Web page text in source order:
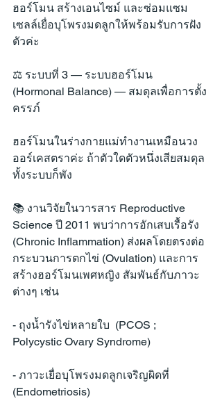
ฮอร์โมน สร้างเอนไซม์ และซ่อมแซม
เซลล์เยื่อบุโพรงมดลูกให้พร้อมรับการฝัง
ตัวค่ะ
⚖️ ระบบที่ 3 — ระบบฮอร์โมน
(Hormonal Balance) — สมดุลเพื่อการตั้ง
ครรภ์
ฮอร์โมนในร่างกายแม่ทำงานเหมือนวง
ออร์เคสตราค่ะ ถ้าตัวใดตัวหนึ่งเสียสมดุล
ทั้งระบบก็พัง
📚 งานวิจัยในวารสาร Reproductive
Science ปี 2011 พบว่าการอักเสบเรื้อรัง
(Chronic Inflammation) ส่งผลโดยตรงต่อ
กระบวนการตกไข่ (Ovulation) และการ
สร้างฮอร์โมนเพศหญิง สัมพันธ์กับภาวะ
ต่างๆ เช่น
- ถุงน้ำรังไข่หลายใบ  (PCOS ;
Polycystic Ovary Syndrome)
- ภาวะเยื่อบุโพรงมดลูกเจริญผิดที่
(Endometriosis)